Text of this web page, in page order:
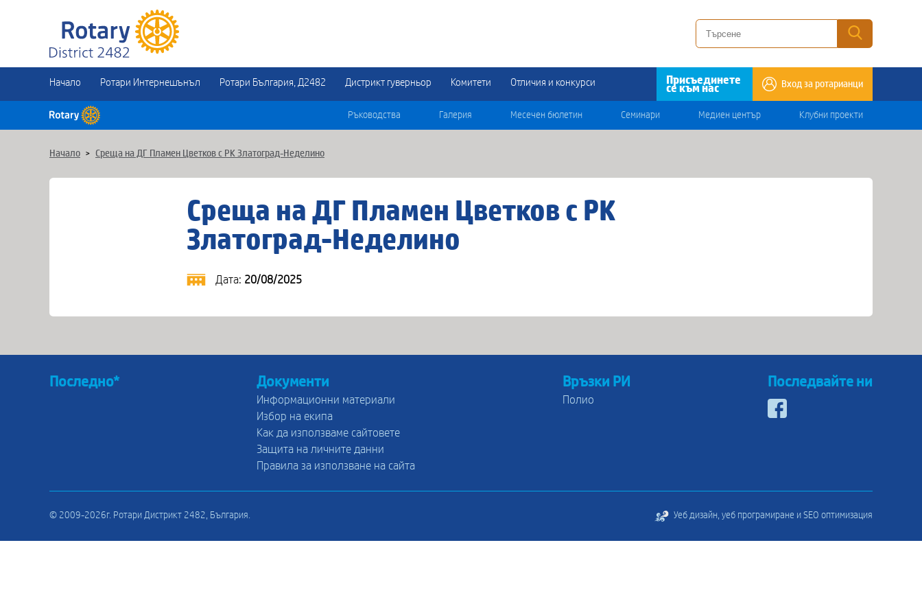
Начало Ротари Интернешънъл Ротари България, Д2482 Дистрикт гуверньор Комитети Отличия и конкурси Присъединете
се към нас Вход за ротарианци
Ръководства Галерия Месечен бюлетин Семинари Медиен център Клубни проекти
Начало > Среща на ДГ Пламен Цветков с РК Златоград-Неделино
Среща на ДГ Пламен Цветков с РК
Златоград-Неделино
Дата: 20/08/2025
Последно* Документи
Информационни материали
Избор на екипа
Как да използваме сайтовете
Защита на личните данни
Правила за използване на сайта
Връзки РИ
Полио
Последвайте ни
© 2009-2026г. Ротари Дистрикт 2482, България. Уеб дизайн, уеб програмиране и SEO оптимизация